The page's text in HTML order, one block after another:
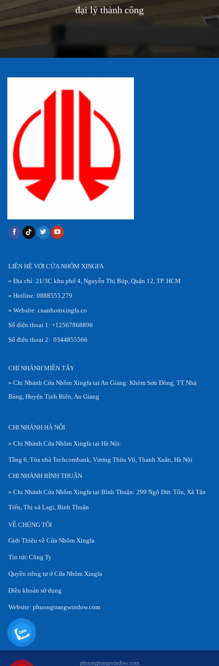
đại lý thành công
LIÊN HỆ VỚI CỬA NHÔM XINGFA
» Địa chỉ: 21/3C khu phố 4, Nguyễn Thị Búp, Quận 12, TP. HCM
» Hotline: 0888555.279
» Website: cuanhomxingfa.co
Số điện thoại 1: +12567868896
Số điện thoại 2: 0344855566
CHI NHÁNH MIỀN TÂY
» Chi Nhánh Cửa Nhôm Xingfa tại An Giang: Khóm Sơn Đông, TT Nhà
Bàng, Huyện Tịnh Biên, An Giang
CHI NHÁNH HÀ NỘI
» Chi Nhánh Cửa Nhôm Xingfa tại Hà Nội:
Tầng 6, Tòa nhà Techcombank, Vương Thừa Vũ, Thanh Xuân, Hà Nội
CHI NHÁNH BÌNH THUẬN
» Chi Nhánh Cửa Nhôm Xingfa tại Bình Thuận: 299 Ngô Đức Tốn, Xã Tân
Tiến, Thị xã Lagi, Bình Thuận
VỀ CHÚNG TÔI
Giới Thiệu về Cửa Nhôm Xingfa
Tin tức Công Ty
Quyền riêng tư ở Cửa Nhôm Xingfa
Điều khoản sử dụng
Website: phuongtrangwindow.com
phuongtrangwindow.com